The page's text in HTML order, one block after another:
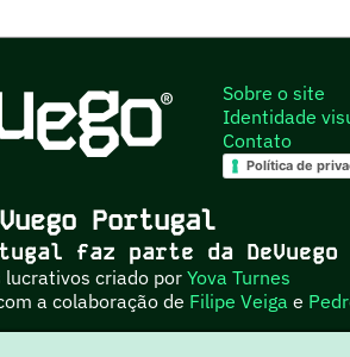
Sobre o site
Identidade
Contato
Política de
Portugal
faz parte da DeVuego
lucrativos criado porYova Turnes
a colaboração de Filipe Veiga e